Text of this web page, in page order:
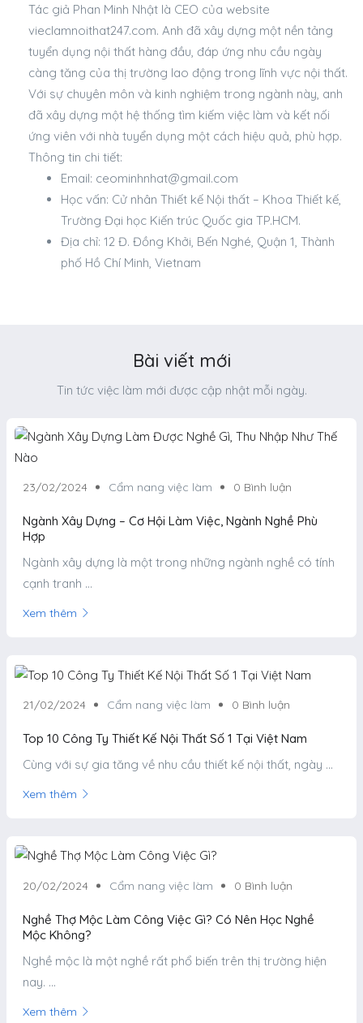
Tác giả Phan Minh Nhật là CEO của website
vieclamnoithat247.com. Anh đã xây dựng một nền tảng
tuyển dụng nội thất hàng đầu, đáp ứng nhu cầu ngày
càng tăng của thị trường lao động trong lĩnh vực nội thất.
Với sự chuyên môn và kinh nghiệm trong ngành này, anh
đã xây dựng một hệ thống tìm kiếm việc làm và kết nối
ứng viên với nhà tuyển dụng một cách hiệu quả, phù hợp.
Thông tin chi tiết:
Email: ceominhnhat@gmail.com
Học vấn: Cử nhân Thiết kế Nội thất – Khoa Thiết kế,
Trường Đại học Kiến trúc Quốc gia TP.HCM.
Địa chỉ: 12 Đ. Đồng Khởi, Bến Nghé, Quận 1, Thành
phố Hồ Chí Minh, Vietnam
Bài viết mới
Tin tức việc làm mới được cập nhật mỗi ngày.
23/02/2024 Cẩm nang việc làm 0 Bình luận
Ngành Xây Dựng – Cơ Hội Làm Việc, Ngành Nghề Phù
Hợp
Ngành xây dựng là một trong những ngành nghề có tính
cạnh tranh ...
Xem thêm
21/02/2024 Cẩm nang việc làm 0 Bình luận
Top 10 Công Ty Thiết Kế Nội Thất Số 1 Tại Việt Nam
Cùng với sự gia tăng về nhu cầu thiết kế nội thất, ngày ...
Xem thêm
20/02/2024 Cẩm nang việc làm 0 Bình luận
Nghề Thợ Mộc Làm Công Việc Gì? Có Nên Học Nghề
Mộc Không?
Nghề mộc là một nghề rất phổ biến trên thị trường hiện
nay. ...
Xem thêm